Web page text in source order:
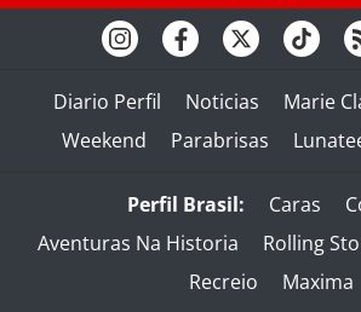
Diario Perfil Noticias Marie
Weekend
Parabrisas
Perfil Brasil: Caras
Aventuras Na Historia
Rolling
Recreio
Maxima